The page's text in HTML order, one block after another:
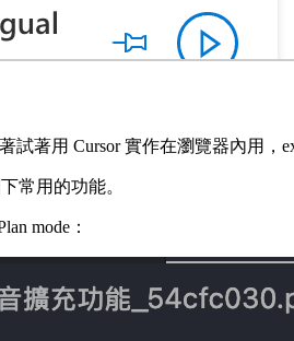
試著用 Cursor 實作在瀏覽器內用，
常用的功能。
mode：